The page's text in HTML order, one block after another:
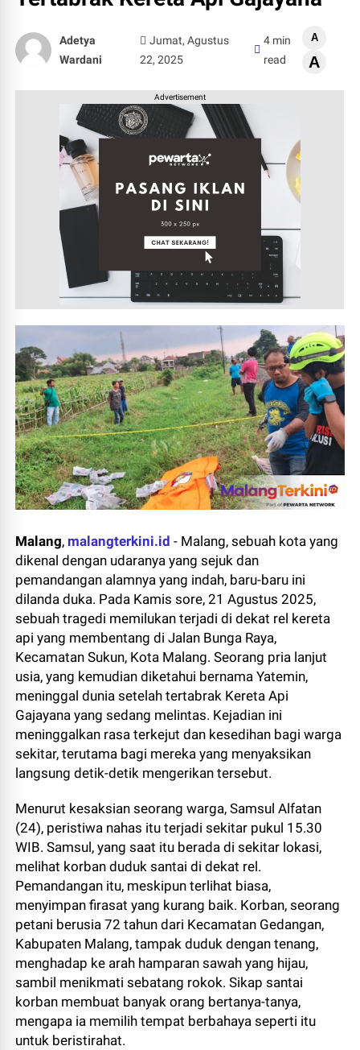
Adetya
Wardani
Jumat, Agustus
22, 2025
4 min
read
A
A
Advertisement
Malang, malangterkini.id - Malang, sebuah kota yang
dikenal dengan udaranya yang sejuk dan
pemandangan alamnya yang indah, baru-baru ini
dilanda duka. Pada Kamis sore, 21 Agustus 2025,
sebuah tragedi memilukan terjadi di dekat rel kereta
api yang membentang di Jalan Bunga Raya,
Kecamatan Sukun, Kota Malang. Seorang pria lanjut
usia, yang kemudian diketahui bernama Yatemin,
meninggal dunia setelah tertabrak Kereta Api
Gajayana yang sedang melintas. Kejadian ini
meninggalkan rasa terkejut dan kesedihan bagi warga
sekitar, terutama bagi mereka yang menyaksikan
langsung detik-detik mengerikan tersebut.
Menurut kesaksian seorang warga, Samsul Alfatan
(24), peristiwa nahas itu terjadi sekitar pukul 15.30
WIB. Samsul, yang saat itu berada di sekitar lokasi,
melihat korban duduk santai di dekat rel.
Pemandangan itu, meskipun terlihat biasa,
menyimpan firasat yang kurang baik. Korban, seorang
petani berusia 72 tahun dari Kecamatan Gedangan,
Kabupaten Malang, tampak duduk dengan tenang,
menghadap ke arah hamparan sawah yang hijau,
sambil menikmati sebatang rokok. Sikap santai
korban membuat banyak orang bertanya-tanya,
mengapa ia memilih tempat berbahaya seperti itu
untuk beristirahat.